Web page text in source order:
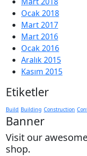
Ocak 2018
Mart 2017
Mart 2016
Ocak 2016
Aralık 2015
Kasım 2015
Etiketler
Build Building Construction
Banner
Visit our
shop.